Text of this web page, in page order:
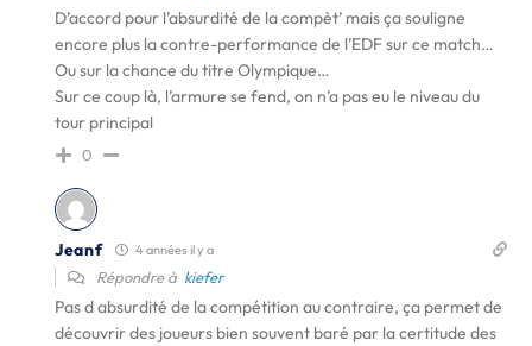
D’accord pour l’absurdité de la compèt’ mais ça souligne
encore plus la contre-performance de l’EDF sur ce match…
Ou sur la chance du titre Olympique…
Sur ce coup là, l’armure se fend, on n’a pas eu le niveau du
tour principal
0
Jeanf 4 années il y a
Répondre à kiefer
Pas d absurdité de la compétition au contraire, ça permet de
découvrir des joueurs bien souvent baré par la certitude des